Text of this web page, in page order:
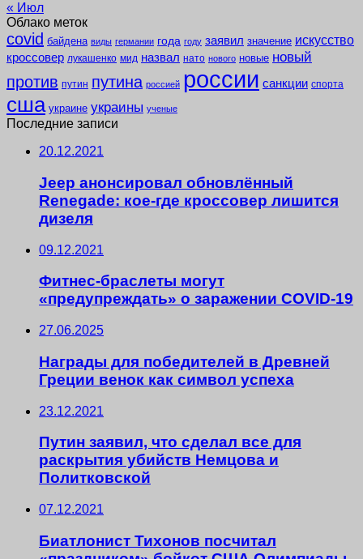
« Июл
Облако меток
covid байдена виды германии года году заявил значение искусство
кроссовер лукашенко мид назвал нато нового новые новый
против путин путина россией россии санкции спорта
сша украине украины ученые
Последние записи
20.12.2021
Jeep анонсировал обновлённый
Renegade: кое-где кроссовер лишится
дизеля
09.12.2021
Фитнес-браслеты могут
«предупреждать» о заражении COVID-19
27.06.2025
Награды для победителей в Древней
Греции венок как символ успеха
23.12.2021
Путин заявил, что сделал все для
раскрытия убийств Немцова и
Политковской
07.12.2021
Биатлонист Тихонов посчитал